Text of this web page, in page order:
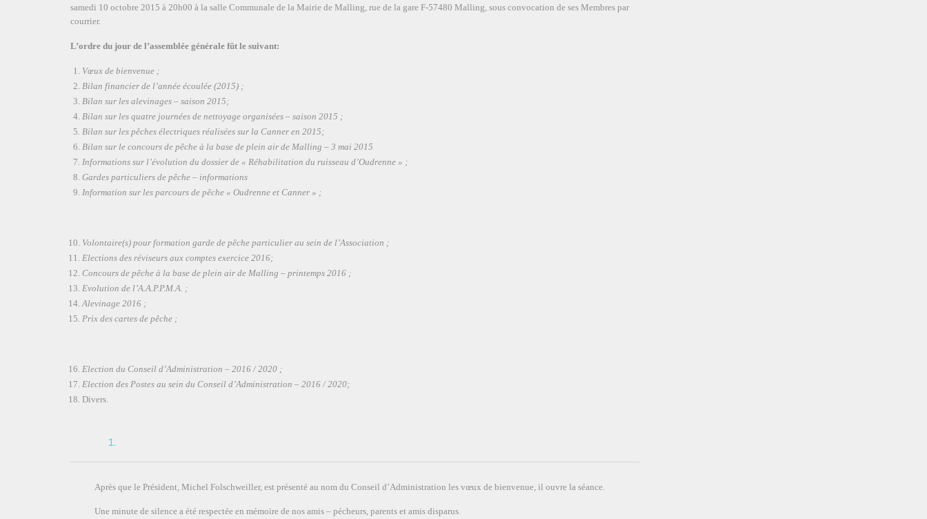
samedi 10 octobre 2015 à 20h00 à la salle Communale de la Mairie de Malling, rue de la gare F-57480 Malling, sous convocation de ses Membres par
courrier.
L’ordre du jour de l’assemblée générale fût le suivant:
Vœux de bienvenue ;
Bilan financier de l’année écoulée (2015) ;
Bilan sur les alevinages – saison 2015;
Bilan sur les quatre journées de nettoyage organisées – saison 2015 ;
Bilan sur les pêches électriques réalisées sur la Canner en 2015;
Bilan sur le concours de pêche à la base de plein air de Malling – 3 mai 2015
Informations sur l’évolution du dossier de « Réhabilitation du ruisseau d’Oudrenne » ;
Gardes particuliers de pêche – informations
Information sur les parcours de pêche « Oudrenne et Canner » ;
Volontaire(s) pour formation garde de pêche particulier au sein de l’Association ;
Elections des réviseurs aux comptes exercice 2016;
Concours de pêche à la base de plein air de Malling – printemps 2016 ;
Evolution de l’A.A.P.P.M.A. ;
Alevinage 2016 ;
Prix des cartes de pêche ;
Election du Conseil d’Administration – 2016 / 2020 ;
Election des Postes au sein du Conseil d’Administration – 2016 / 2020;
Divers.
1.
Après que le Président, Michel Folschweiller, est présenté au nom du Conseil d’Administration les vœux de bienvenue, il ouvre la séance.
Une minute de silence a été respectée en mémoire de nos amis – pécheurs, parents et amis disparus.